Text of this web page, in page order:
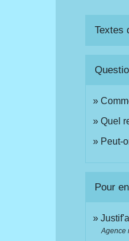
Textes
Quel
Peut-
Pour
Agence